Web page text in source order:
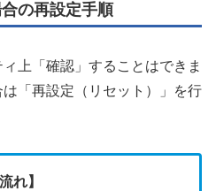
の再設定手順
上「確認」することはできま
「再設定（リセット）」を行
れ】